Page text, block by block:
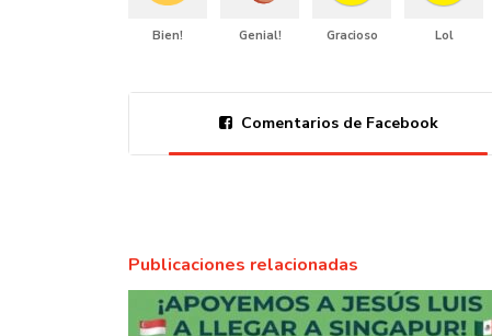
Bien! Genial! Gracioso Lol
Comentarios de Facebook
Publicaciones relacionadas